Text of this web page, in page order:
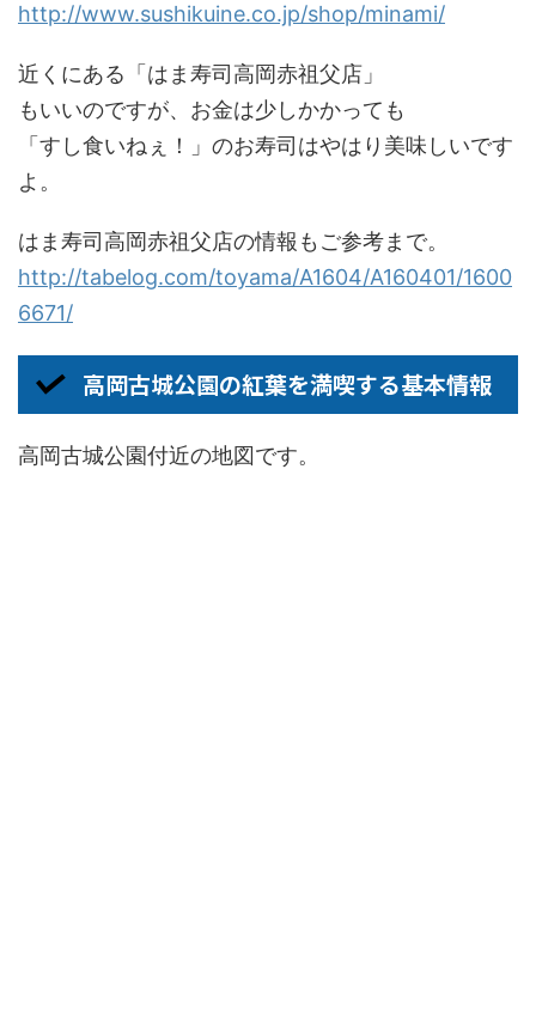
http://www.sushikuine.co.jp/shop/minami/
近くにある「はま寿司高岡赤祖父店」
もいいのですが、お金は少しかかっても
「すし食いねぇ！」のお寿司はやはり美味しいです
よ。
はま寿司高岡赤祖父店の情報もご参考まで。
http://tabelog.com/toyama/A1604/A160401/1600
6671/
高岡古城公園の紅葉を満喫する基本情報
高岡古城公園付近の地図です。